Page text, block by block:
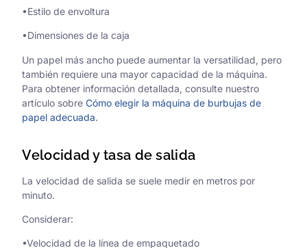
•Estilo de envoltura
•Dimensiones de la caja
Un papel más ancho puede aumentar la versatilidad, pero
también requiere una mayor capacidad de la máquina.
Para obtener información detallada, consulte nuestro
artículo sobreCómo elegir la máquina de burbujas de
papel adecuada.
Velocidad y tasa de salida
La velocidad de salida se suele medir en metros por
minuto.
Considerar:
•Velocidad de la línea de empaquetado